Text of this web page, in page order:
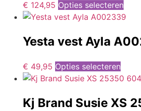
€ 124,95 Opties selecteren
Yesta vest Ayla
€ 49,95 Opties selecteren
Kj Brand Susie XS